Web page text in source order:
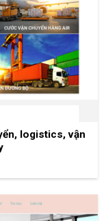
logistics, vận